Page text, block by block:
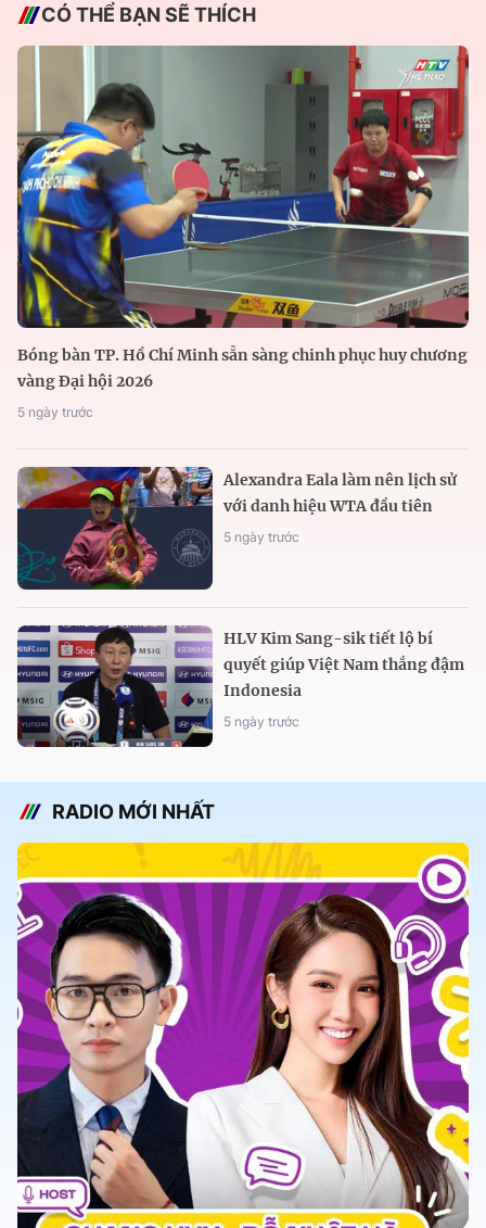
CÓ THỂ BẠN SẼ THÍCH
Bóng bàn TP. Hồ Chí Minh sẵn sàng chinh phục huy chương
vàng Đại hội 2026
5 ngày trước
Alexandra Eala làm nên lịch sử
với danh hiệu WTA đầu tiên
5 ngày trước
HLV Kim Sang-sik tiết lộ bí
quyết giúp Việt Nam thắng đậm
Indonesia
5 ngày trước
RADIO MỚI NHẤT